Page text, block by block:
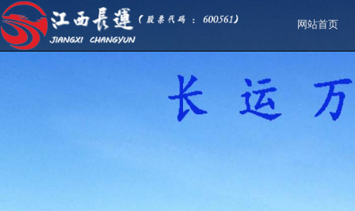
网站首页